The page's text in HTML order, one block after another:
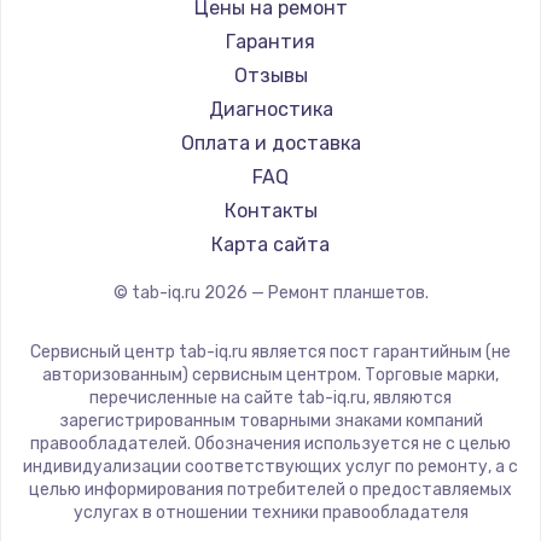
1330 руб.
Заказать
Замена видеокарты
2100 руб.
Заказать
Заказать
Замена материнской платы
1590 руб.
Заказать
Amazon
Aquarius
Philips
Dell
HP
Getac
ZTE
CHUWI
Цены на ремонт
Гарантия
Отзывы
Диагностика
Оплата и доставка
FAQ
Контакты
Карта сайта
© tab-iq.ru 2026 — Ремонт планшетов.
Сервисный центр tab-iq.ru является пост гарантийным (не
авторизованным) сервисным центром. Торговые марки,
перечисленные на сайте tab-iq.ru, являются
зарегистрированным товарными знаками компаний
правообладателей. Обозначения используется не с целью
индивидуализации соответствующих услуг по ремонту, а с
целью информирования потребителей о предоставляемых
услугах в отношении техники правообладателя